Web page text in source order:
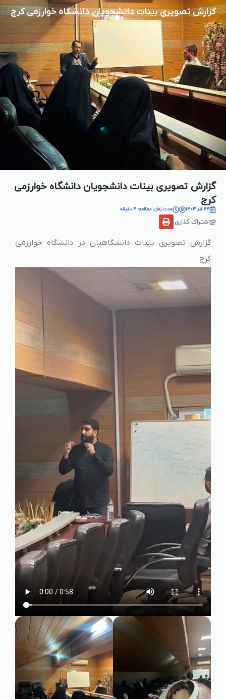
گزارش تصویری بینات دانشجویان دانشگاه خوارزمی کرج
گزارش تصویری بینات دانشجویان دانشگاه خوارزمی
کرج
24 آذر 1403 مدت زمان مطالعه: 4 دقیقه
اشتراک گذاری
گزارش تصویری بینات دانشگاهیان در دانشگاه خوارزمی
کرج.